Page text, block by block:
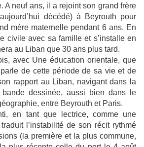
A neuf ans, il a rejoint son grand frère
décédé) à Beyrouth pour
mère maternelle pendant 6 ans. En
civile avec sa famille et s’installe en
au Liban que 30 ans plus tard.
avec Une éducation orientale, que
de cette période de sa vie et de
rapport au Liban, navigant dans la
dessinée, aussi bien dans le
entre Beyrouth et Paris.
en tant que lectrice, comme une
l’instabilité de son récit rythmé
(la première et la plus commune,